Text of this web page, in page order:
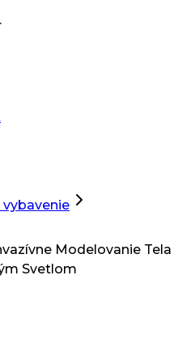
vybavenie
Modelovanie Tela
Svetlom